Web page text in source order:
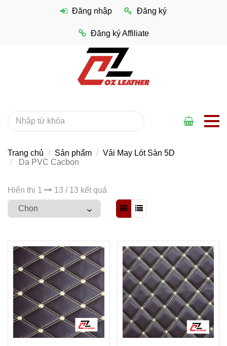
Đăng nhập Đăng ký
Đăng ký Affiliate
Trang chủ Sản phẩm
Vải May Lót Sàn 5D
Da PVC Cacbon
Hiển thị 1 13 / 13 kết quả